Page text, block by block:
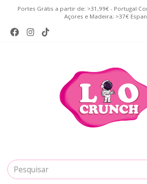
Portes Grátis a partir de: >31,99€ - Portugal
Açores e Madeira; >37€